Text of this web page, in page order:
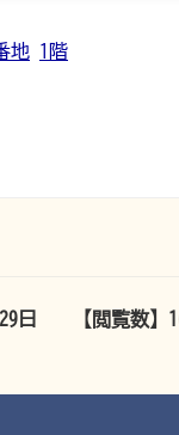
地 1階
日 【閲覧数】